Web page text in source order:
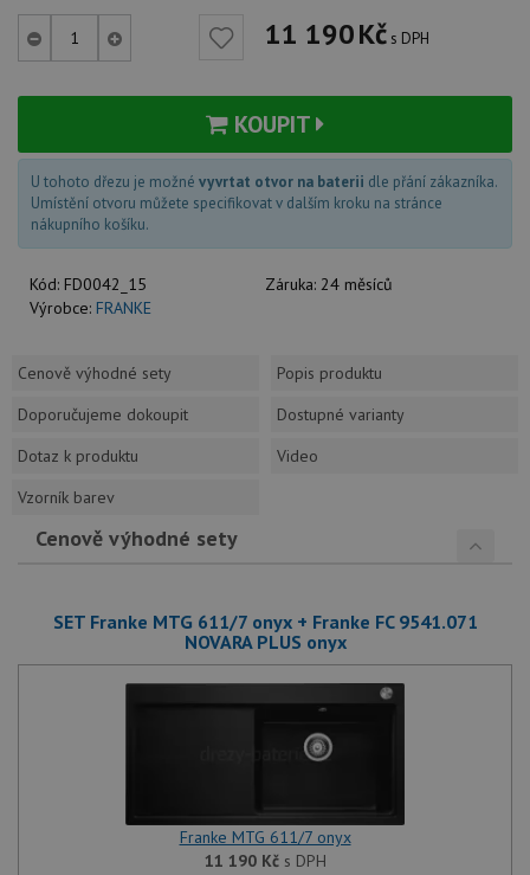
11 190Kč s DPH
KOUPIT
U tohoto dřezu je možné vyvrtat otvor na baterii dle přání zákazníka.
Umístění otvoru můžete specifikovat v dalším kroku na stránce
nákupního košíku.
Kód: FD0042_15 Záruka: 24 měsíců
Výrobce: FRANKE
Cenově výhodné sety
Popis produktu
Doporučujeme dokoupit
Dostupné varianty
Dotaz k produktu
Video
Vzorník barev
Cenově výhodné sety
SET Franke MTG 611/7 onyx + Franke FC 9541.071
NOVARA PLUS onyx
Franke MTG 611/7 onyx
11 190 Kčs DPH